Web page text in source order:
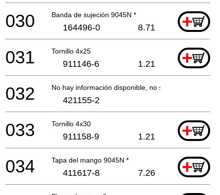
Banda de sujeción 9045N * +
030 164496-0 8.71
Tornillo 4x25 +
031 911146-6 1.21
No hay información disponible, no se puede pedir
032 421155-2
Tornillo 4x30 +
033 911158-9 1.21
Tapa del mango 9045N * +
034 411617-8 7.26